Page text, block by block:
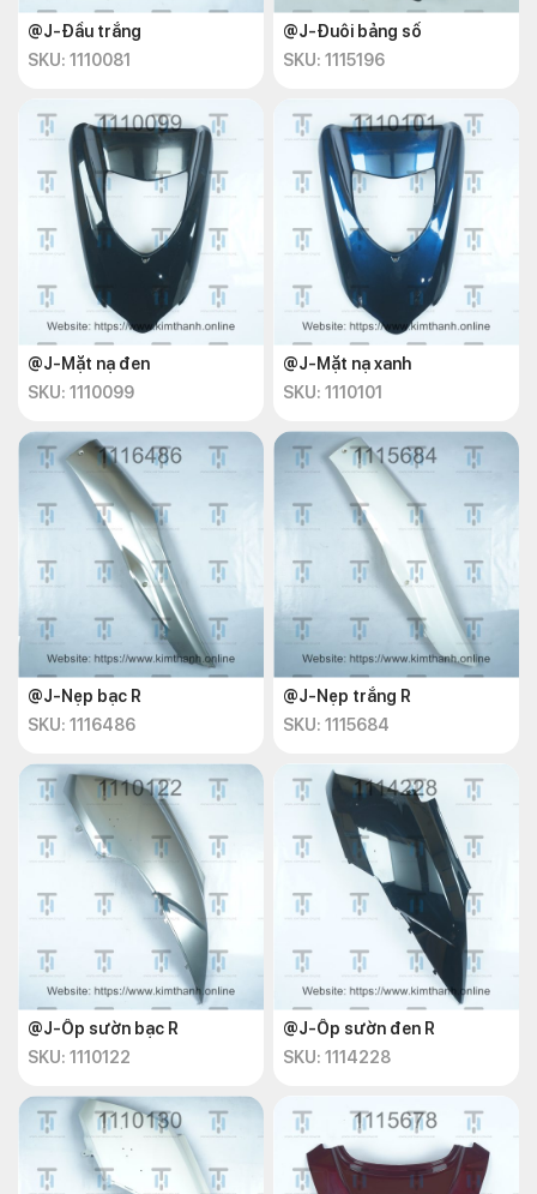
@J-Đầu trắng
SKU: 1110081
@J-Đuôi bảng số
SKU: 1115196
@J-Mặt nạ đen
SKU: 1110099
@J-Mặt nạ xanh
SKU: 1110101
@J-Nẹp bạc R
SKU: 1116486
@J-Nẹp trắng R
SKU: 1115684
@J-Ốp sườn bạc R
SKU: 1110122
@J-Ốp sườn đen R
SKU: 1114228